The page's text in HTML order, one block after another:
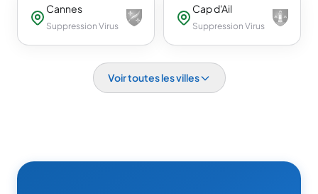
Cannes
Suppression Virus
Cap d'Ail
Suppression Virus
Voir toutes les villes